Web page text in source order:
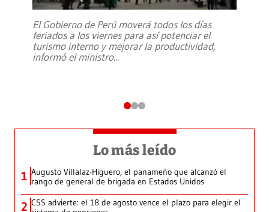
El Gobierno de Perú moverá todos los días
feriados a los viernes para así potenciar el
turismo interno y mejorar la productividad,
informó el ministro...
Lo más leído
1 Augusto Villalaz-Higuero, el panameño que alcanzó el
rango de general de brigada en Estados Unidos
2 CSS advierte: el 18 de agosto vence el plazo para elegir el